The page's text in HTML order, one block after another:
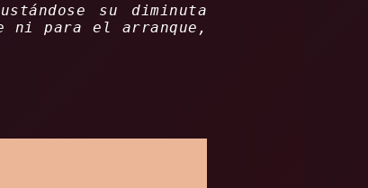
su diminuta
ni para el arranque,